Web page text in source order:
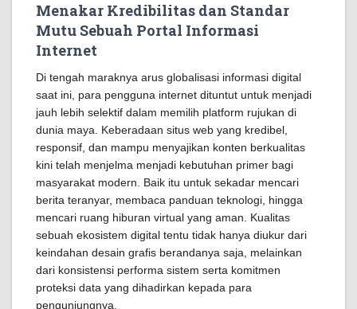
Menakar Kredibilitas dan Standar
Mutu Sebuah Portal Informasi
Internet
Di tengah maraknya arus globalisasi informasi digital
saat ini, para pengguna internet dituntut untuk menjadi
jauh lebih selektif dalam memilih platform rujukan di
dunia maya. Keberadaan situs web yang kredibel,
responsif, dan mampu menyajikan konten berkualitas
kini telah menjelma menjadi kebutuhan primer bagi
masyarakat modern. Baik itu untuk sekadar mencari
berita teranyar, membaca panduan teknologi, hingga
mencari ruang hiburan virtual yang aman. Kualitas
sebuah ekosistem digital tentu tidak hanya diukur dari
keindahan desain grafis berandanya saja, melainkan
dari konsistensi performa sistem serta komitmen
proteksi data yang dihadirkan kepada para
pengunjungnya.